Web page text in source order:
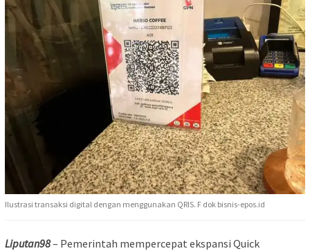
Ilustrasi transaksi digital dengan menggunakan QRIS. F dok bisnis-epos.id
Liputan98– Pemerintah mempercepat ekspansi Quick